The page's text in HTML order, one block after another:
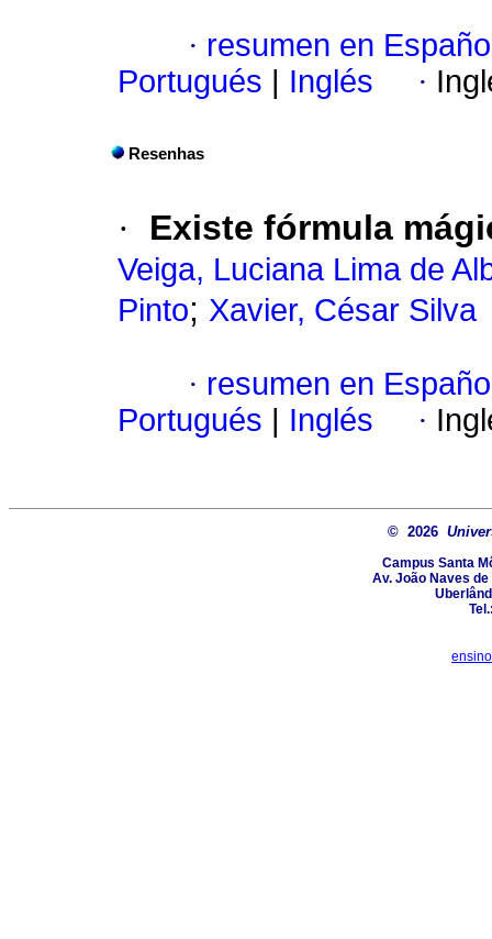
· resumen en
Portugués
Inglés ·
Resenhas
· Existe fórmula
Veiga, Luciana Lima de
Pinto; Xavier, César Silva
· resumen en
Portugués
Inglés ·
© 2026
Campus Santa
Av. João Naves